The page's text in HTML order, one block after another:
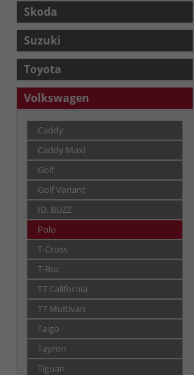
Skoda
Suzuki
Toyota
Volkswagen
Caddy
Caddy Maxi
Golf
Golf Variant
ID. BUZZ
Polo
T-Cross
T-Roc
T7 California
T7 Multivan
Taigo
Tayron
Tiguan